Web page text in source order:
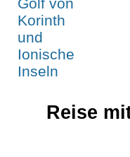
Reise